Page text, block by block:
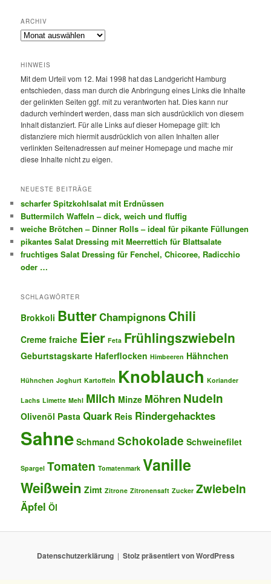
ARCHIV
Archiv
HINWEIS
Mit dem Urteil vom 12. Mai 1998 hat das Landgericht Hamburg
entschieden, dass man durch die Anbringung eines Links die Inhalte
der gelinkten Seiten ggf. mit zu verantworten hat. Dies kann nur
dadurch verhindert werden, dass man sich ausdrücklich von diesem
Inhalt distanziert. Für alle Links auf dieser Homepage gilt: Ich
distanziere mich hiermit ausdrücklich von allen Inhalten aller
verlinkten Seitenadressen auf meiner Homepage und mache mir
diese Inhalte nicht zu eigen.
NEUESTE BEITRÄGE
scharfer Spitzkohlsalat mit Erdnüssen
Buttermilch Waffeln – dick, weich und fluffig
weiche Brötchen – Dinner Rolls – ideal für pikante Füllungen
pikantes Salat Dressing mit Meerrettich für Blattsalate
fruchtiges Salat Dressing für Fenchel, Chicoree, Radicchio
oder …
SCHLAGWÖRTER
Brokkoli ButterChampignons Chili
Creme fraiche Eier Feta Frühlingszwiebeln
Geburtstagskarte Haferflocken Himbeeren Hähnchen
Hühnchen Joghurt Kartoffeln Knoblauch Koriander
Lachs Limette Mehl Milch Minze Möhren Nudeln
Olivenöl Pasta Quark Reis Rindergehacktes
Sahne Schmand Schokolade Schweinefilet
Spargel Tomaten Tomatenmark Vanille
Weißwein Zimt Zitrone Zitronensaft Zucker Zwiebeln
Äpfel Öl
Datenschutzerklärung Stolz präsentiert von WordPress